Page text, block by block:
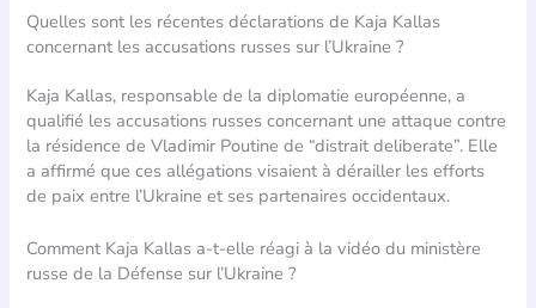
Quelles sont les récentes déclarations de Kaja Kallas
concernant les accusations russes sur l’Ukraine ?
Kaja Kallas, responsable de la diplomatie européenne, a
qualifié les accusations russes concernant une attaque contre
la résidence de Vladimir Poutine de “distrait deliberate”. Elle
a affirmé que ces allégations visaient à dérailler les efforts
de paix entre l’Ukraine et ses partenaires occidentaux.
Comment Kaja Kallas a-t-elle réagi à la vidéo du ministère
russe de la Défense sur l’Ukraine ?